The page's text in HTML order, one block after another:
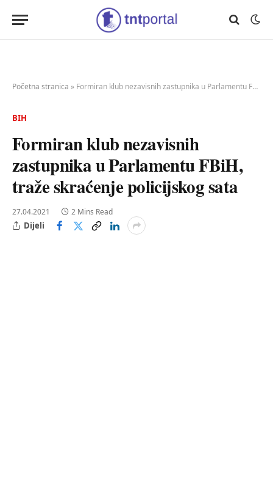
Početna stranica » Formiran klub nezavisnih zastupnika u Parlamentu FBiH, traže skraćenje policijskog sata
BIH
Formiran klub nezavisnih
zastupnika u Parlamentu FBiH,
traže skraćenje policijskog sata
27.04.2021 2 Mins Read
Dijeli